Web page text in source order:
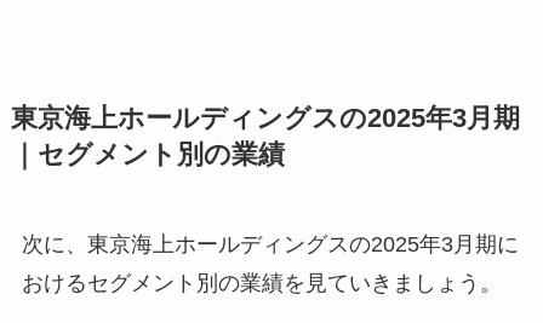
東京海上ホールディングスの2025年3月期
｜セグメント別の業績
次に、東京海上ホールディングスの2025年3月期に
おけるセグメント別の業績を見ていきましょう。